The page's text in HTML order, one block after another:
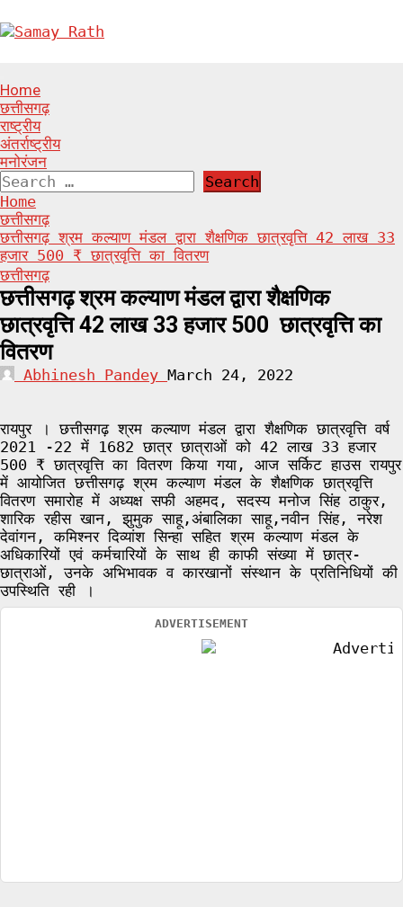
to
content
Primary
Menu
Home
छत्तीसगढ़
राष्ट्रीय
अंतर्राष्ट्रीय
मनोरंजन
Search
for:
Home
छत्तीसगढ़
छत्तीसगढ़ श्रम कल्याण मंडल द्वारा शैक्षणिक छात्रवृत्ति 42 लाख 33
हजार 500 ₹ छात्रवृत्ति का वितरण
छत्तीसगढ़
छत्तीसगढ़ श्रम कल्याण मंडल द्वारा शैक्षणिक
छात्रवृत्ति 42 लाख 33 हजार 500 ₹ छात्रवृत्ति का
वितरण
Abhinesh Pandey March 24, 2022
रायपुर । छत्तीसगढ़ श्रम कल्याण मंडल द्वारा शैक्षणिक छात्रवृत्ति वर्ष
2021 -22 में 1682 छात्र छात्राओं को 42 लाख 33 हजार
500 ₹ छात्रवृत्ति का वितरण किया गया, आज सर्किट हाउस रायपुर
में आयोजित छत्तीसगढ़ श्रम कल्याण मंडल के शैक्षणिक छात्रवृत्ति
वितरण समारोह में अध्यक्ष सफी अहमद, सदस्य मनोज सिंह ठाकुर,
शारिक रहीस खान, झुमुक साहू,अंबालिका साहू,नवीन सिंह, नरेश
देवांगन, कमिश्नर दिव्यांश सिन्हा सहित श्रम कल्याण मंडल के
अधिकारियों एवं कर्मचारियों के साथ ही काफी संख्या में छात्र-
छात्राओं, उनके अभिभावक व कारखानों संस्थान के प्रतिनिधियों की
उपस्थिति रही ।
ADVERTISEMENT